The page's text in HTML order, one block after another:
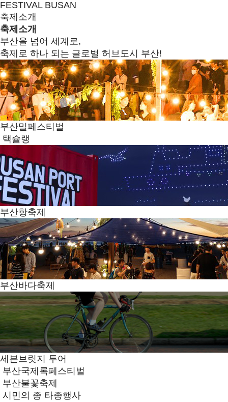
FESTIVAL BUSAN
축제소개
축제소개
부산을 넘어 세계로,
축제로 하나 되는 글로벌 허브도시 부산!
부산밀페스티벌
택슐랭
부산항축제
부산바다축제
세븐브릿지 투어
부산국제록페스티벌
부산불꽃축제
시민의 종 타종행사